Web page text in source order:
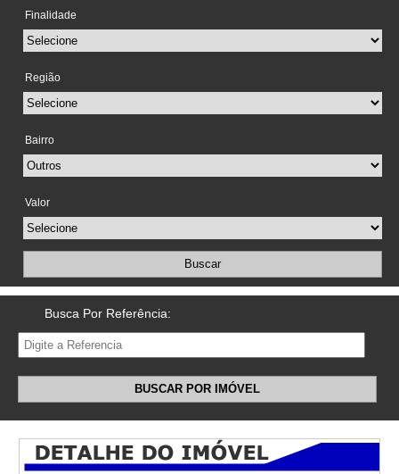
Finalidade
Região
Bairro
Valor
Buscar
Busca Por Referência:
BUSCAR POR IMÓVEL